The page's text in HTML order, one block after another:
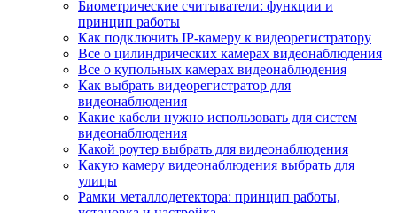
Биометрические считыватели: функции и
принцип работы
Как подключить IP-камеру к видеорегистратору
Все о цилиндрических камерах видеонаблюдения
Все о купольных камерах видеонаблюдения
Как выбрать видеорегистратор для
видеонаблюдения
Какие кабели нужно использовать для систем
видеонаблюдения
Какой роутер выбрать для видеонаблюдения
Какую камеру видеонаблюдения выбрать для
улицы
Рамки металлодетектора: принцип работы,